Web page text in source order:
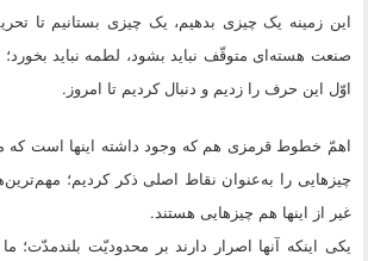
این زمینه یک چیزى بدهیم، یک چیزى بستانیم تا
صنعت هسته‌اى متوقّف نباید بشود، لطمه نباید
اوّل این حرف را زدیم و دنبال کردیم تا امروز.
اهمّ خطوط قرمزى هم که وجود داشته اینها است
چیزهایى را به‌عنوان نقاط اصلى ذکر کردیم؛
غیر از اینها هم چیزهایى هستند.
یکى اینکه آنها اصرار دارند بر محدودیّت بلندمدّت؛